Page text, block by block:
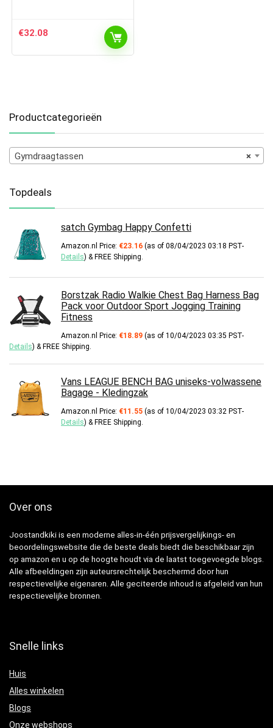
€32.08
Productcategorieën
×
Gymdraagtassen
Topdeals
satch Gymbag Happy Confetti
Amazon.nl Price: €23.16 (as of 08/04/2023 03:18 PST-
Details) & FREE Shipping
Borstzak Radio Walkie Chest Bag Harness Bag
Pack voor Outdoor Sport Jogging Training
Fitness
Amazon.nl Price: €18.89 (as of 10/04/2023 03:35 PST-
Details) & FREE Shipping
Vans LEAGUE BENCH BAG uniseks-volwassene
Bagage - Kledingzak
Amazon.nl Price: €11.55 (as of 10/04/2023 03:32 PST-
Details) & FREE Shipping
Over ons
Joostandkiki is een moderne alles-in-één prijsvergelijkings- en
beoordelingswebsite die de beste deals biedt die beschikbaar zijn
op amazon en u op de hoogte houdt via de laatst toegevoegde blogs.
Alle afbeeldingen zijn auteursrechtelijk beschermd door hun
respectievelijke eigenaren. Alle geciteerde inhoud is afgeleid van hun
respectievelijke bronnen.
Snelle links
Huis
Alles winkelen
Blogs
Onze webshops